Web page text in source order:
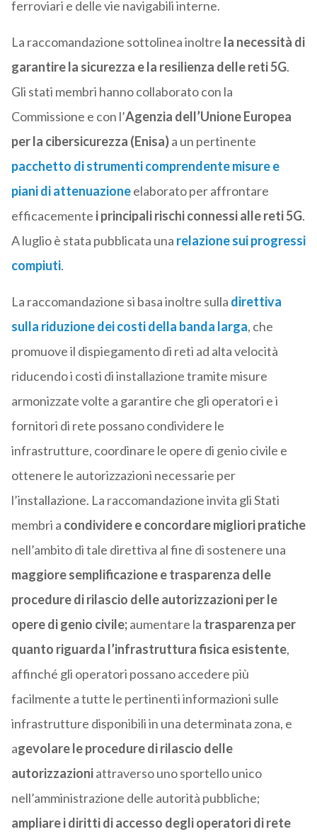
ferroviari e delle vie navigabili interne.
La raccomandazione sottolinea inoltre la necessità di
garantire la sicurezza e la resilienza delle reti 5G.
Gli stati membri hanno collaborato con la
Commissione e con l’Agenzia dell’Unione Europea
per la cibersicurezza (Enisa)a un pertinente
pacchetto di strumenti comprendente misure e
piani di attenuazioneelaborato per affrontare
efficacemente i principali rischi connessi alle reti 5G.
A luglio è stata pubblicata una relazione sui progressi
compiuti.
La raccomandazione si basa inoltre sulla direttiva
sulla riduzione dei costi della banda larga, che
promuove il dispiegamento di reti ad alta velocità
riducendo i costi di installazione tramite misure
armonizzate volte a garantire che gli operatori e i
fornitori di rete possano condividere le
infrastrutture, coordinare le opere di genio civile e
ottenere le autorizzazioni necessarie per
l’installazione. La raccomandazione invita gli Stati
membri a condividere e concordare migliori pratiche
nell’ambito di tale direttiva al fine di sostenere una
maggiore semplificazione e trasparenza delle
procedure di rilascio delle autorizzazioni per le
opere di genio civile;aumentare la trasparenza per
quanto riguarda l’infrastruttura fisica esistente,
affinché gli operatori possano accedere più
facilmente a tutte le pertinenti informazioni sulle
infrastrutture disponibili in una determinata zona, e
agevolare le procedure di rilascio delle
autorizzazioniattraverso uno sportello unico
nell’amministrazione delle autorità pubbliche;
ampliare i diritti di accesso degli operatori di rete